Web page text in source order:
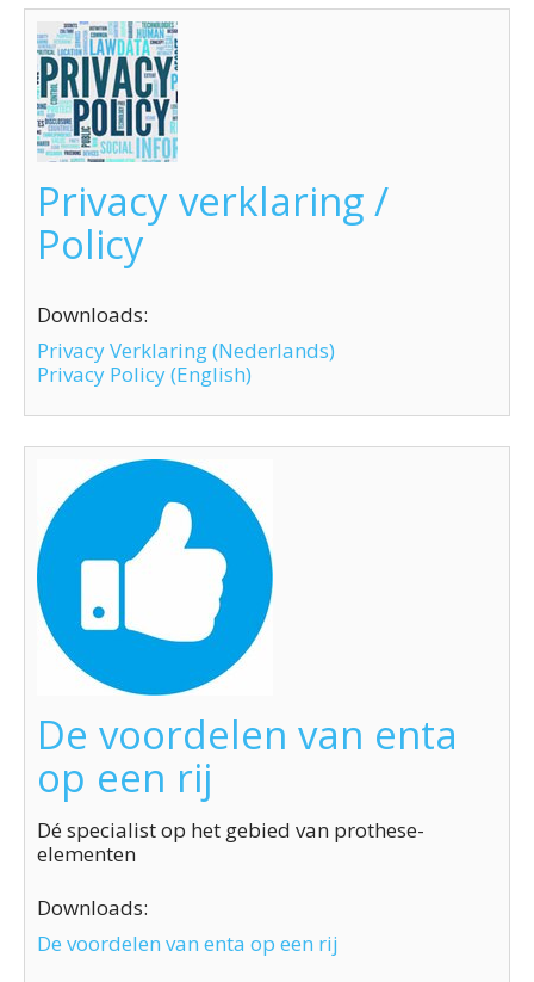
Privacy verklaring /
Policy
Downloads:
Privacy Verklaring (Nederlands)
Privacy Policy (English)
De voordelen van enta
op een rij
Dé specialist op het gebied van prothese-
elementen
Downloads:
De voordelen van enta op een rij